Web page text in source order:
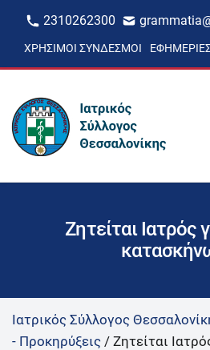
2310262300
ΧΡΉΣΙΜΟΙ ΣΎΝΔΕΣΜΟΙ
Ζητείται Ιατρός
Ιατρικός Σύλλογος
- Προκηρύξεις / Ζητείται